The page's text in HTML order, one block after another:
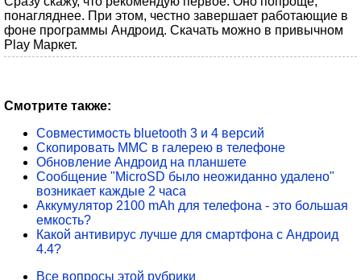
понагляднее. При этом, честно завершает работающие в
фоне программы Андроид. Скачать можно в привычном
Play Маркет.
Смотрите также:
Совместимость bluetooth 3 и 4 версий
Скопировать ММС в галерею в телефоне
Обновление Андроид на планшете
Сообщение "MicroSD было неожиданно удалено"
возникает каждые 2 часа
Аккумулятор 2100 mAh для телефона - это большая
емкость?
Какой антивирус лучше для смартфона с Андроид
4.4?
Все вопросы этой рубрики